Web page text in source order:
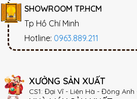
SHOWROOM TP.HCM
Tp Hồ Chí Minh
Hotline: 0963.889.211
XƯỞNG SẢN XUẤT
CS1: Đại Vĩ - Liên Hà - Đông Anh